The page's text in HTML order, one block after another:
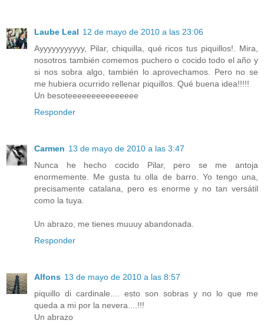
Laube Leal 12 de mayo de 2010 a las 23:06
Ayyyyyyyyyyy, Pilar, chiquilla, qué ricos tus piquillos!. Mira,
nosotros también comemos puchero o cocido todo el año y
si nos sobra algo, también lo aprovechamos. Pero no se
me hubiera ocurrido rellenar piquillos. Qué buena idea!!!!!
Un besoteeeeeeeeeeeeeee
Responder
Carmen 13 de mayo de 2010 a las 3:47
Nunca he hecho cocido Pilar, pero se me antoja
enormemente. Me gusta tu olla de barro. Yo tengo una,
precisamente catalana, pero es enorme y no tan versátil
como la tuya.
Un abrazo, me tienes muuuy abandonada.
Responder
Alfons 13 de mayo de 2010 a las 8:57
piquillo di cardinale.... esto son sobras y no lo que me
queda a mi por la nevera....!!!
Un abrazo